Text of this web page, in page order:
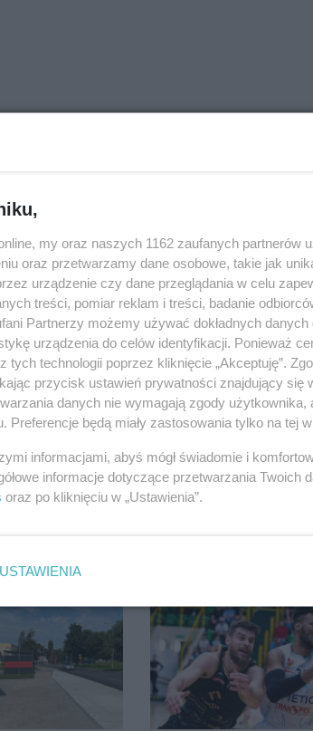
burze.
nad
Wyprzedził
podwójnej ciągłej
przed pasami
łamał
koniec
miasto jest jednym
najbardziej
na upały
my oraz naszych 1162 zaufanych partnerów
oraz przetwarzamy dane osobowe, takie jak
urządzenie czy dane przeglądania w celu
treści, pomiar reklam i treści, badanie
Partnerzy możemy używać dokładnych
urządzenia do celów identyfikacji. Ponieważ
tych technologii poprzez kliknięcie „Akceptuję”.
przycisk ustawień prywatności znajdujący się
danych nie wymagają zgody
Preferencje będą miały zastosowania tylko na tej
informacjami, abyś mógł świadomie i
informacje dotyczące przetwarzania Twoich
oraz po kliknięciu w „Ustawienia”.
USTAWIENIA